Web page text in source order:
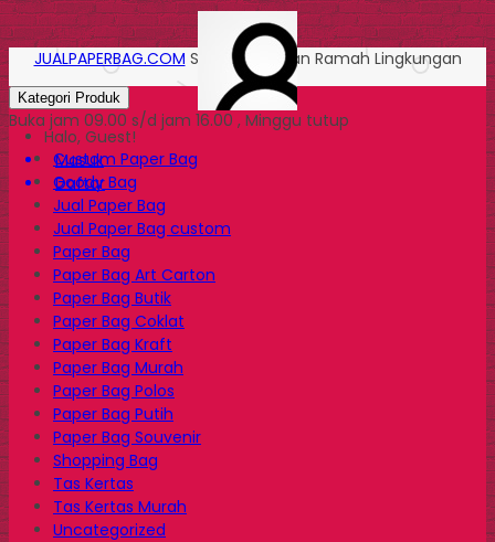
Halo, Guest!
Masuk
Daftar
JUALPAPERBAG.COM Solusi Kemasan Ramah Lingkungan
Kategori Produk
Buka jam 09.00 s/d jam 16.00 , Minggu tutup
Custom Paper Bag
Goody Bag
Jual Paper Bag
Jual Paper Bag custom
Paper Bag
Paper Bag Art Carton
Paper Bag Butik
Paper Bag Coklat
Paper Bag Kraft
Paper Bag Murah
Paper Bag Polos
Paper Bag Putih
Paper Bag Souvenir
Shopping Bag
Tas Kertas
Tas Kertas Murah
Uncategorized